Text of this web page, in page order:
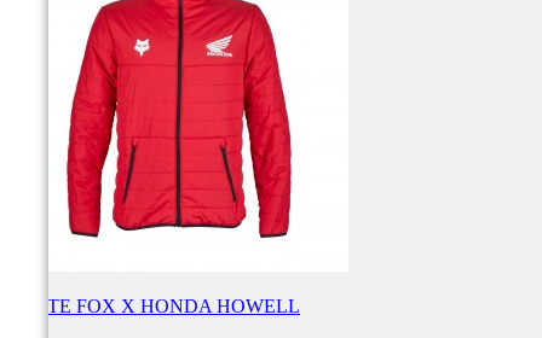
VESTE FOX X HONDA HOWELL